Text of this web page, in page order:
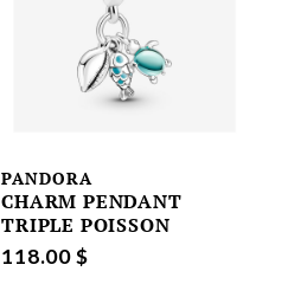
PANDORA
CHARM PENDANT
TRIPLE POISSON
118.00 $